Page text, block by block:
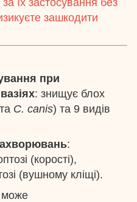
їх застосування без
зашкодити
при
: знищує блох
та C. canis) та 9 видів
:
(корості),
(вушному кліщі).
може